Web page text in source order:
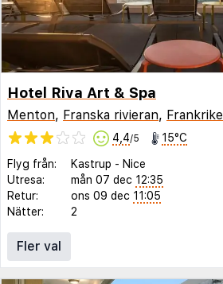
Hotel Riva Art & Spa
Menton, Franska rivieran, Frankrike
4,4/5 15°C
Flyg från: Kastrup - Nice
Utresa:
mån 07 dec 12:35
Retur:
ons 09 dec 11:05
Nätter:
2
Fler val